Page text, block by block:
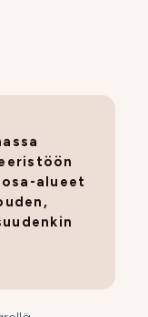
alueet